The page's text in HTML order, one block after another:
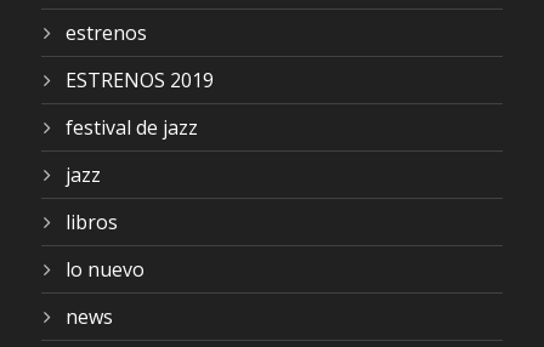
estrenos
ESTRENOS 2019
festival de jazz
jazz
libros
lo nuevo
news